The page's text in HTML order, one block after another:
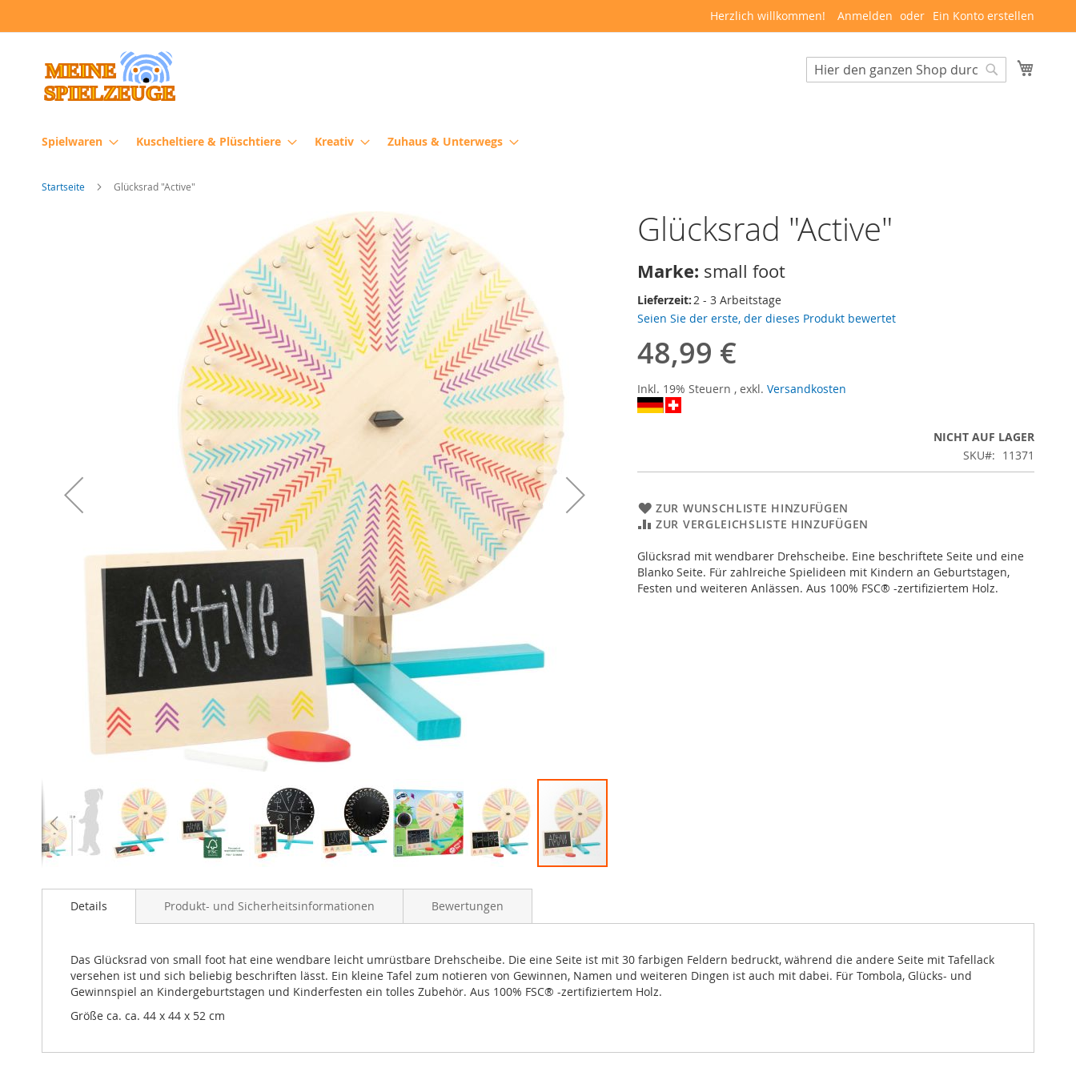
zum
Herzlich willkommen! Anmelden Ein Konto erstellen
Suche
Spielwaren Kuscheltiere & Plüschtiere Kreativ Zuhaus & Unterwegs
Startseite Glücksrad "Active"
Anfang
Glücksrad "Active"
Marke: small foot
Lieferzeit:2 - 3 Arbeitstage
Seien Sie der erste, der dieses Produkt bewertet
48,99 €
Inkl. 19% Steuern , exkl. Versandkosten
NICHT AUF LAGER
SKU
11371
ZUR WUNSCHLISTE HINZUFÜGEN
ZUR VERGLEICHSLISTE HINZUFÜGEN
Glücksrad mit wendbarer Drehscheibe. Eine beschriftete Seite und eine
Blanko Seite. Für zahlreiche Spielideen mit Kindern an Geburtstagen,
Festen und weiteren Anlässen. Aus 100% FSC® -zertifiziertem Holz.
Details
Das Glücksrad von small foot hat eine wendbare leicht umrüstbare Drehscheibe. Die eine Seite ist mit 30 farbigen Feldern bedruckt, während die andere Seite mit Tafellack
versehen ist und sich beliebig beschriften lässt. Ein kleine Tafel zum notieren von Gewinnen, Namen und weiteren Dingen ist auch mit dabei. Für Tombola, Glücks- und
Gewinnspiel an Kindergeburtstagen und Kinderfesten ein tolles Zubehör. Aus 100% FSC® -zertifiziertem Holz.
Größe ca. ca. 44 x 44 x 52 cm
Produkt- und Sicherheitsinformationen Bewertungen